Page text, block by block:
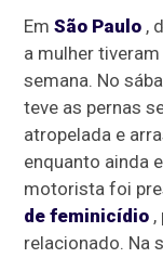
EmSão Paulo ,
a mulher
semana. No
teve as pernas
atropelada e
enquanto ainda
motorista foi
de feminicídio ,
relacionado. Na